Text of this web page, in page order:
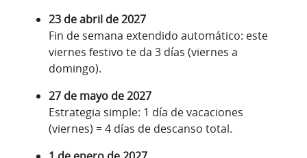
23 de abril de 2027
Fin de semana extendido automático: este
viernes festivo te da 3 días (viernes a
domingo).
27 de mayo de 2027
Estrategia simple: 1 día de vacaciones
(viernes) = 4 días de descanso total.